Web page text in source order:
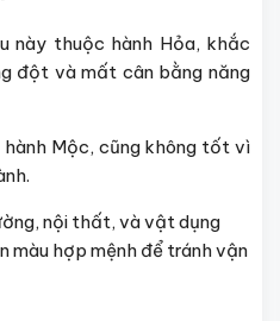
này thuộc hành Hỏa, khắc
đột và mất cân bằng năng
hành Mộc, cũng không tốt vì
nội thất, và vật dụng
màu hợp mệnh để tránh vận